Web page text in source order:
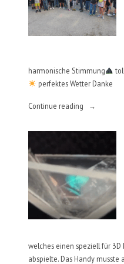
harmonische Stimmung
perfektes Wetter Danke
Continue reading
welches einen speziell für
abspielte. Das Handy